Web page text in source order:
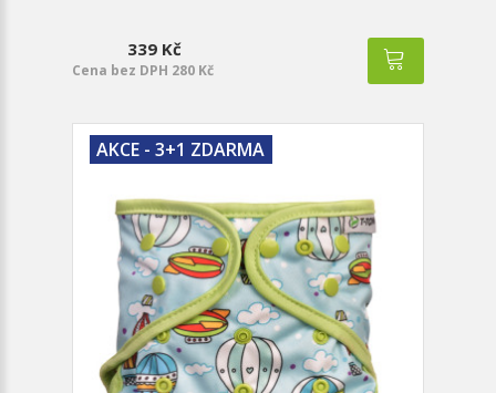
339 Kč
Cena bez DPH 280 Kč
AKCE - 3+1 ZDARMA